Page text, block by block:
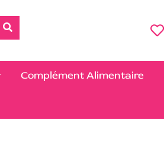
Complément Alimentaire